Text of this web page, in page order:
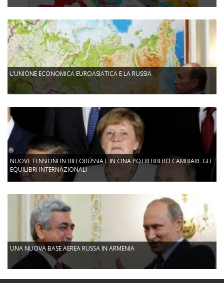
L’UNIONE ECONOMICA EUROASIATICA E LA RUSSIA
NUOVE TENSIONI IN BIELORUSSIA E IN CINA POTREBBERO CAMBIARE GLI
EQUILIBRI INTERNAZIONALI
UNA NUOVA BASE AEREA RUSSA IN ARMENIA